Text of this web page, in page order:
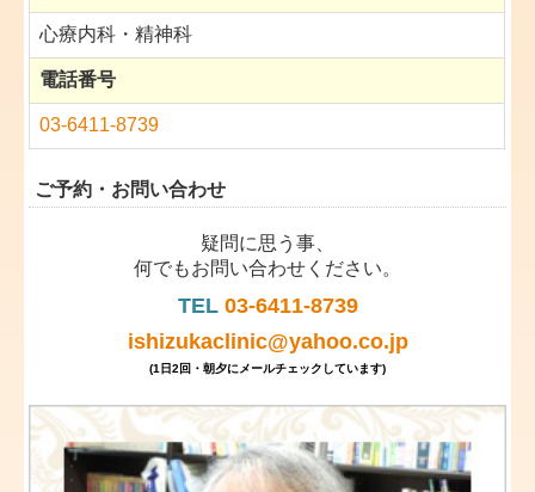
心療内科・精神科
電話番号
03-6411-8739
ご予約・お問い合わせ
疑問に思う事、
何でもお問い合わせください。
TEL 03-6411-8739
ishizukaclinic@yahoo.co.jp
(1日2回・朝夕にメールチェックしています)